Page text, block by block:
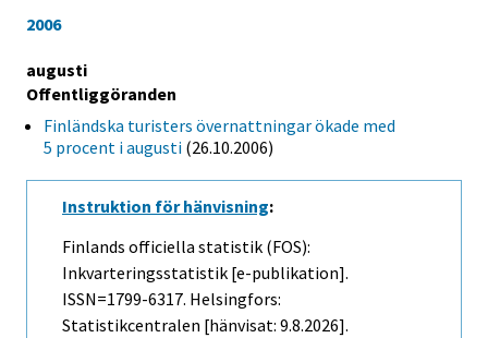
2006
augusti
Offentliggöranden
Finländska turisters övernattningar ökade med
5 procent i augusti (26.10.2006)
Instruktion för hänvisning:
Finlands officiella statistik (FOS):
Inkvarteringsstatistik [e-publikation].
ISSN=1799-6317. Helsingfors:
Statistikcentralen [hänvisat: 9.8.2026].